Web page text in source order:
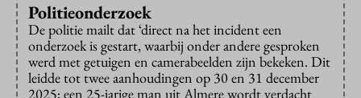
Politieonderzoek
De politie mailt dat ‘direct na het incident een
onderzoek is gestart, waarbij onder andere gesproken
werd met getuigen en camerabeelden zijn bekeken. Dit
leidde tot twee aanhoudingen op 30 en 31 december
2025; een 25-jarige man uit Almere wordt verdacht